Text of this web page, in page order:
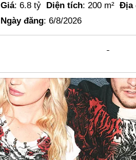
Giá: 6.8 tỷ Diện tích: 200 m² Địa
Ngày đăng: 6/8/2026